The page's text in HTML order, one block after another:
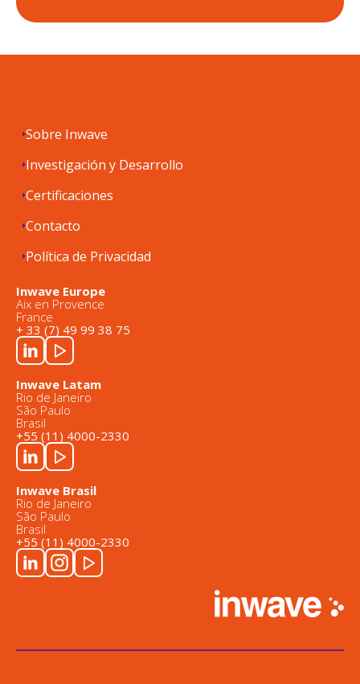
Sobre Inwave
Investigación y Desarrollo
Certificaciones
Contacto
Política de Privacidad
Inwave Europe
Aix en Provence
France
+ 33 (7) 49 99 38 75
Inwave Latam
Rio de Janeiro
São Paulo
Brasil
+55 (11) 4000-2330
Inwave Brasil
Rio de Janeiro
São Paulo
Brasil
+55 (11) 4000-2330